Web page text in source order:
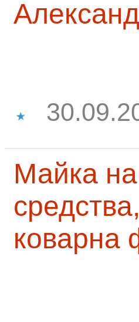
Майка
коварна